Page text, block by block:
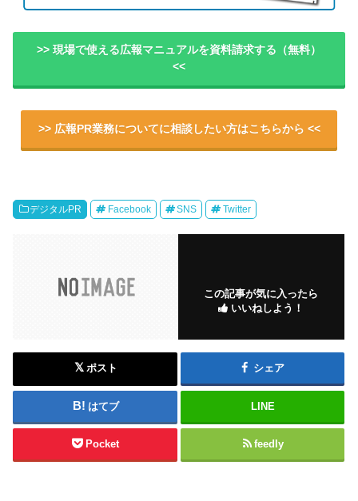
>> 現場で使える広報マニュアルを資料請求する（無料）
<<
>> 広報PR業務についてに相談したい方はこちらから <<
デジタルPR Facebook SNS Twitter
この記事が気に入ったら
いいねしよう！
ポスト シェア
はてブ LINE
Pocket feedly